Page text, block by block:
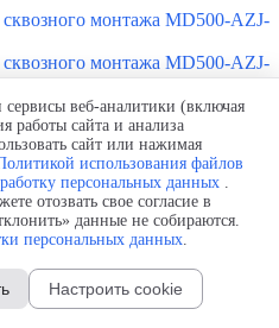
сквозного монтажа MD500-AZJ-
сквозного монтажа MD500-AZJ-
монтажа MD500-AZJ-
монтажа MD500-AZJ-
4007-SA
веб-аналитики (включая
работы сайта и анализа
сайт или нажимая
использования файлов
персональных данных .
отозвать свое согласие в
данные не собираются.
персональных данных.
Настроить cookie